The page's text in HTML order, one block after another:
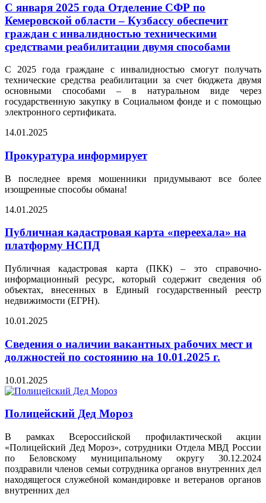
С января 2025 года Отделение СФР по
Кемеровской области – Кузбассу обеспечит
граждан с инвалидностью техническими
средствами реабилитации двумя способами
С 2025 года граждане с инвалидностью смогут получать
технические средства реабилитации за счет бюджета двумя
основными способами – в натуральном виде через
государственную закупку в Социальном фонде и с помощью
электронного сертификата.
14.01.2025
Прокуратура информирует
В последнее время мошенники придумывают все более
изощренные способы обмана!
14.01.2025
Публичная кадастровая карта «переехала» на
платформу НСПД
Публичная кадастровая карта (ПКК) – это справочно-
информационный ресурс, который содержит сведения об
объектах, внесенных в Единый государственный реестр
недвижимости (ЕГРН).
10.01.2025
Сведения о наличии вакантных рабочих мест и
должностей по состоянию на 10.01.2025 г.
10.01.2025
Полицейский Дед Мороз
В рамках Всероссийской профилактической акции
«Полицейский Дед Мороз», сотрудники Отдела МВД России
по Беловскому муниципальному округу 30.12.2024
поздравили членов семьи сотрудника органов внутренних дел
находящегося служебной командировке и ветеранов органов
внутренних дел